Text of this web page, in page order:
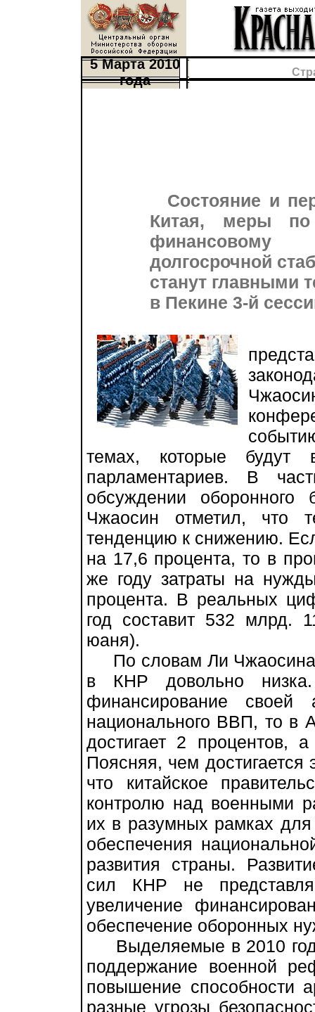
5 Марта 2010
года
Состояние и
Китая, меры по
долгосрочной
станут главными
в Пекине 3-й
темах, которые будут
парламентариев. В
обсуждении
Чжаосин отметил, что
тенденцию к снижению.
на 17,6 процента, то в
же году затраты на
процента. В реальных
год составит 532
юаня).
По словам Ли Чжаосина,
в КНР довольно
финансирование
национального ВВП, то в
достигает 2
Поясняя, чем
что китайское
контролю над военными
их в разумных рамках
обеспечения
развития страны.
сил КНР не
увеличение
обеспечение оборонных
Выделяемые в 2010
поддержание военной
повышение способности
разные угрозы